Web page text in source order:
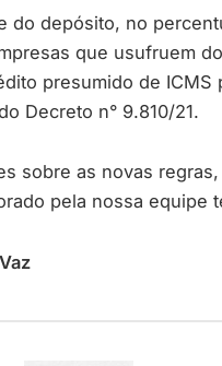
do depósito, no
que usufruem
presumido de ICMS
Decreto n° 9.810/21.
sobre as novas
pela nossa equipe